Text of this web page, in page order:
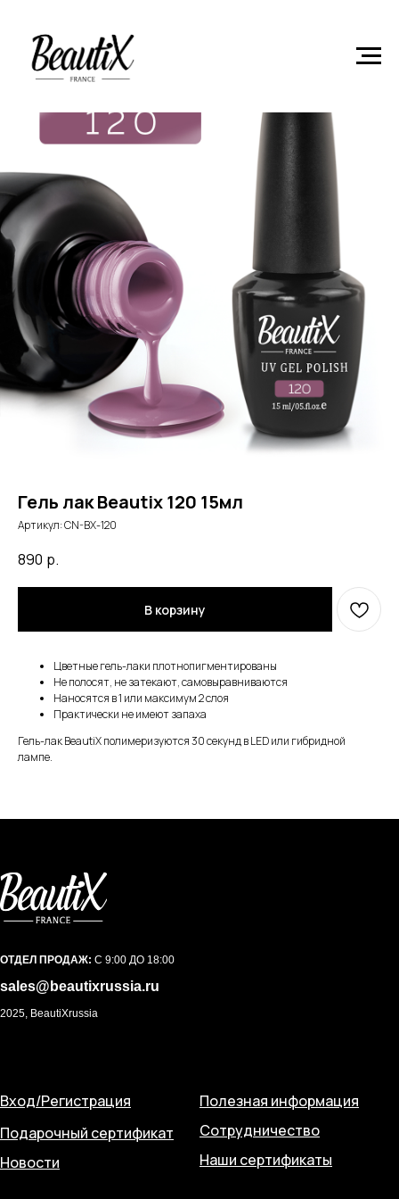
Гель лак Beautix 120 15мл
Артикул:CN-BX-120
890 р.
В корзину
Цветные гель-лаки плотнопигментированы
Не полосят, не затекают, самовыравниваются
Наносятся в 1 или максимум 2 слоя
Практически не имеют запаха
Гель-лак BeautiX полимеризуются 30 секунд в LED или гибридной
лампе.
ОТДЕЛ ПРОДАЖ: С 9:00 ДО 18:00
sales@beautixrussia.ru
2025, BeautiXrussia
Вход/Регистрация
Подарочный сертификат
Новости
Полезная информация
Сотрудничество
Наши сертификаты